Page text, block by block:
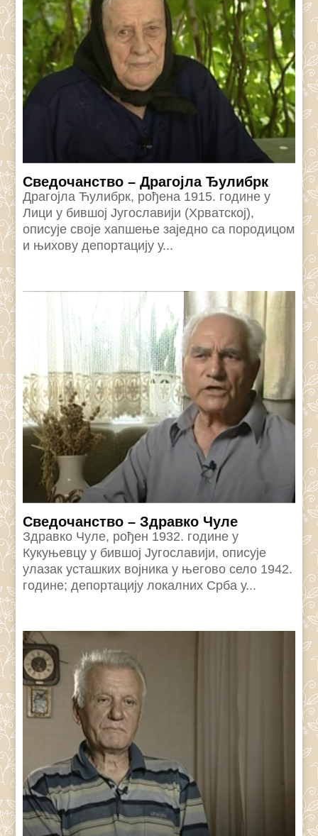
Сведочанство – Драгојла Ђулибрк
Драгојла Ћулибрк, рођена 1915. године у
Лици у бившој Југославији (Хрватској),
описује своје хапшење заједно са породицом
и њихову депортацију у...
Сведочанство – Здравко Чуле
Здравко Чуле, рођен 1932. године у
Кукуњевцу у бившој Југославији, описује
улазак усташких војника у његово село 1942.
године; депортацију локалних Срба у...